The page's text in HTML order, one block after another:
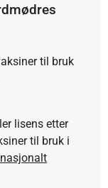
til bruk
lisens etter
til bruk i